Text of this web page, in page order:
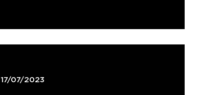
17/07/2023